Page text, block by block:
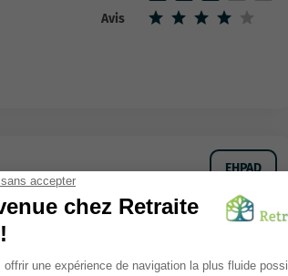
Avis
EHPAD
Tarifs